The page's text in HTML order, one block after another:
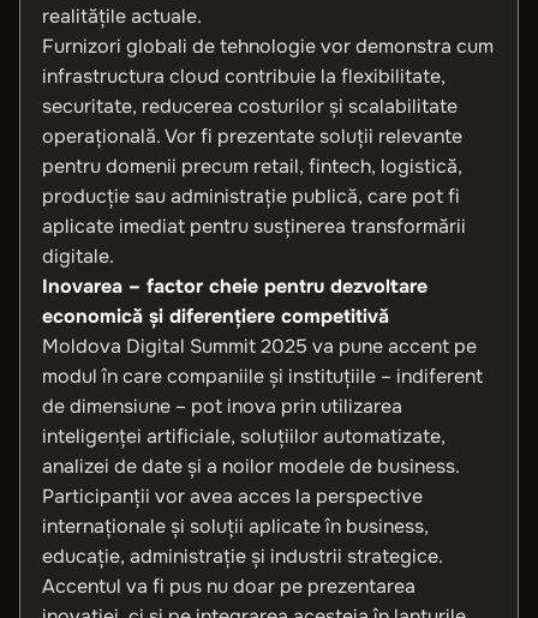
realitățile actuale.
Furnizori globali de tehnologie vor demonstra cum
infrastructura cloud contribuie la flexibilitate,
securitate, reducerea costurilor și scalabilitate
operațională. Vor fi prezentate soluții relevante
pentru domenii precum retail, fintech, logistică,
producție sau administrație publică, care pot fi
aplicate imediat pentru susținerea transformării
digitale.
Inovarea – factor cheie pentru dezvoltare
economică și diferențiere competitivă
Moldova Digital Summit 2025 va pune accent pe
modul în care companiile și instituțiile – indiferent
de dimensiune – pot inova prin utilizarea
inteligenței artificiale, soluțiilor automatizate,
analizei de date și a noilor modele de business.
Participanții vor avea acces la perspective
internaționale și soluții aplicate în business,
educație, administrație și industrii strategice.
Accentul va fi pus nu doar pe prezentarea